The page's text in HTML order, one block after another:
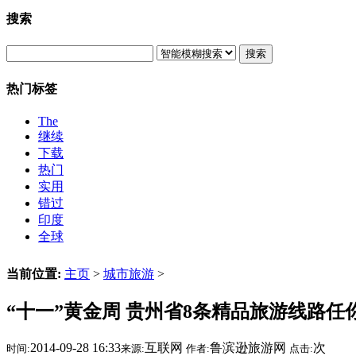
搜索
搜索
热门标签
The
继续
下载
热门
实用
错过
印度
全球
当前位置: 主页 > 城市旅游 >
“十一”黄金周 贵州省8条精品旅游线路任
时间:2014-09-28 16:33来源:互联网 作者:鲁滨逊旅游网 点击:次